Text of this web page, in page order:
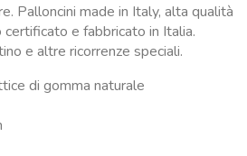
Palloncini made in Italy, alta qualità
e fabbricato in Italia.
e altre ricorrenze speciali.
di gomma naturale